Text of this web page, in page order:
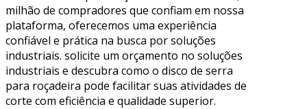
milhão de compradores que confiam em nossa
plataforma, oferecemos uma experiência
confiável e prática na busca por soluções
industriais. solicite um orçamento no soluções
industriais e descubra como o disco de serra
para roçadeira pode facilitar suas atividades de
corte com eficiência e qualidade superior.